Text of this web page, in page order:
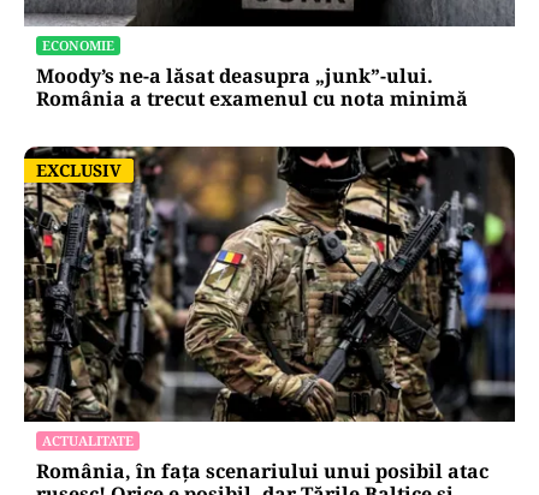
ECONOMIE
Moody’s ne-a lăsat deasupra „junk”-ului.
România a trecut examenul cu nota minimă
EXCLUSIV
EXCLUSIV
ACTUALITATE
România, în fața scenariului unui posibil atac